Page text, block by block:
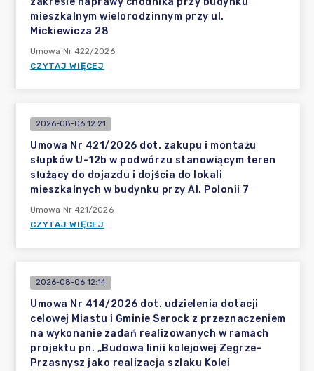
mieszkalnym wielorodzinnym przy ul.
Mickiewicza 28
Umowa Nr 422/2026
CZYTAJ WIĘCEJ
2026-08-06 12:21
Umowa Nr 421/2026 dot. zakupu i montażu
słupków U-12b w podwórzu stanowiącym teren
służący do dojazdu i dojścia do lokali
mieszkalnych w budynku przy Al. Polonii 7
Umowa Nr 421/2026
CZYTAJ WIĘCEJ
2026-08-06 12:14
Umowa Nr 414/2026 dot. udzielenia dotacji
celowej Miastu i Gminie Serock z przeznaczeniem
na wykonanie zadań realizowanych w ramach
projektu pn. „Budowa linii kolejowej Zegrze-
Przasnysz jako realizacja szlaku Kolei